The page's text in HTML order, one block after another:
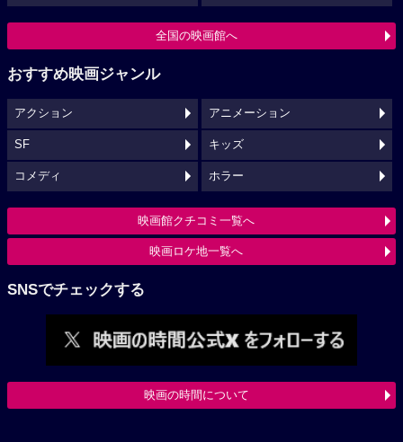
全国の映画館へ
おすすめ映画ジャンル
アクション アニメーション
SF キッズ
コメディ ホラー
映画館クチコミ一覧へ
映画ロケ地一覧へ
SNSでチェックする
映画の時間について